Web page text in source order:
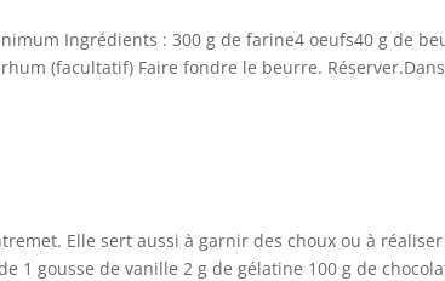
Ingrédients : 300 g de farine4 oeufs40 g de
(facultatif) Faire fondre le beurre.
Elle sert aussi à garnir des choux ou à
1 gousse de vanille 2 g de gélatine 100 g de